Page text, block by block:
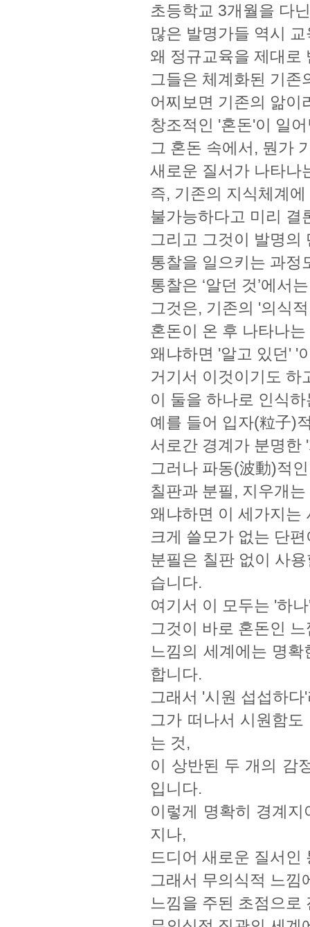
초등학교 3개월을 다
많은 발명가들 역시
왜 정규교육을 제대로
그들은 체계화된 기존
어찌보면 기존의 앎이
창조적인 '혼돈'이 일
그 혼돈 속에서, 뭔가
새로운 질서가 나타나
즉, 기존의 지식체계
불가능하다고 미리 결
그리고 그것이 발명의
통찰을 일으키는 과정
통찰은 ‘알던 것’에서
그것은, 기존의 '의식
혼돈이 온 후 나타나
왜냐하면 '알고 있던' '
거기서 이것이기도 하
이 둘을 하나로 인식
예를 들어 입자(粒子)
서로간 경계가 분명한
그러나 파동(波動)적
칠판과 분필, 지우개
왜냐하면 이 세가지는
크게 쓸모가 없는 단
분필은 칠판 없이 사
습니다.
여기서 이 모두는 '하
그것이 바로 혼돈인
느낌의 세계에는 명
합니다.
그래서 '시원 섭섭하
그가 떠나서 시원함
는 것,
이 상반된 두 개의 감
입니다.
이렇게 명확히 경계
지나,
드디어 새로운 질서인
그래서 무의식적 느낌
느낌을 주된 초점으